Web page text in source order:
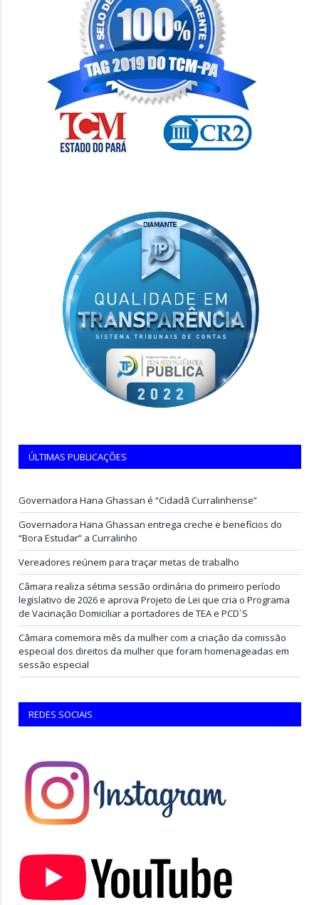
ÚLTIMAS PUBLICAÇÕES
Governadora Hana Ghassan é “Cidadã Curralinhense”
Governadora Hana Ghassan entrega creche e benefícios do
“Bora Estudar” a Curralinho
Vereadores reúnem para traçar metas de trabalho
Câmara realiza sétima sessão ordinária do primeiro período
legislativo de 2026 e aprova Projeto de Lei que cria o Programa
de Vacinação Domiciliar a portadores de TEA e PCD`S
Câmara comemora mês da mulher com a criação da comissão
especial dos direitos da mulher que foram homenageadas em
sessão especial
REDES SOCIAIS